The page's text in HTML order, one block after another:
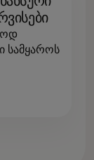
სამყაროს